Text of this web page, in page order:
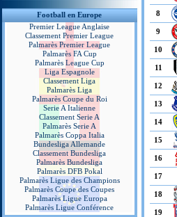
Football en Europe
Premier League Anglaise
Classement Premier League
Palmarès Premier League
Palmarès FA Cup
Palmarès League Cup
Liga Espagnole
Classement Liga
Palmarès Liga
Palmarès Coupe du Roi
Serie A Italienne
Classement Serie A
Palmarès Serie A
Palmarès Coppa Italia
Bundesliga Allemande
Classement Bundesliga
Palmarès Bundesliga
Palmarès DFB Pokal
Palmarès Ligue des Champions
Palmarès Coupe des Coupes
Palmarès Ligue Europa
Palmarès Ligue Conférence
8
9
10
11
12
13
14
15
16
17
18
19